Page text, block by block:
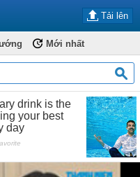
Tải lên
Mới nhất